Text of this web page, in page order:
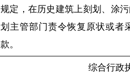
规定，在历史建筑上刻划、涂
划主管部门责令恢复原状或者
款。
综合行政